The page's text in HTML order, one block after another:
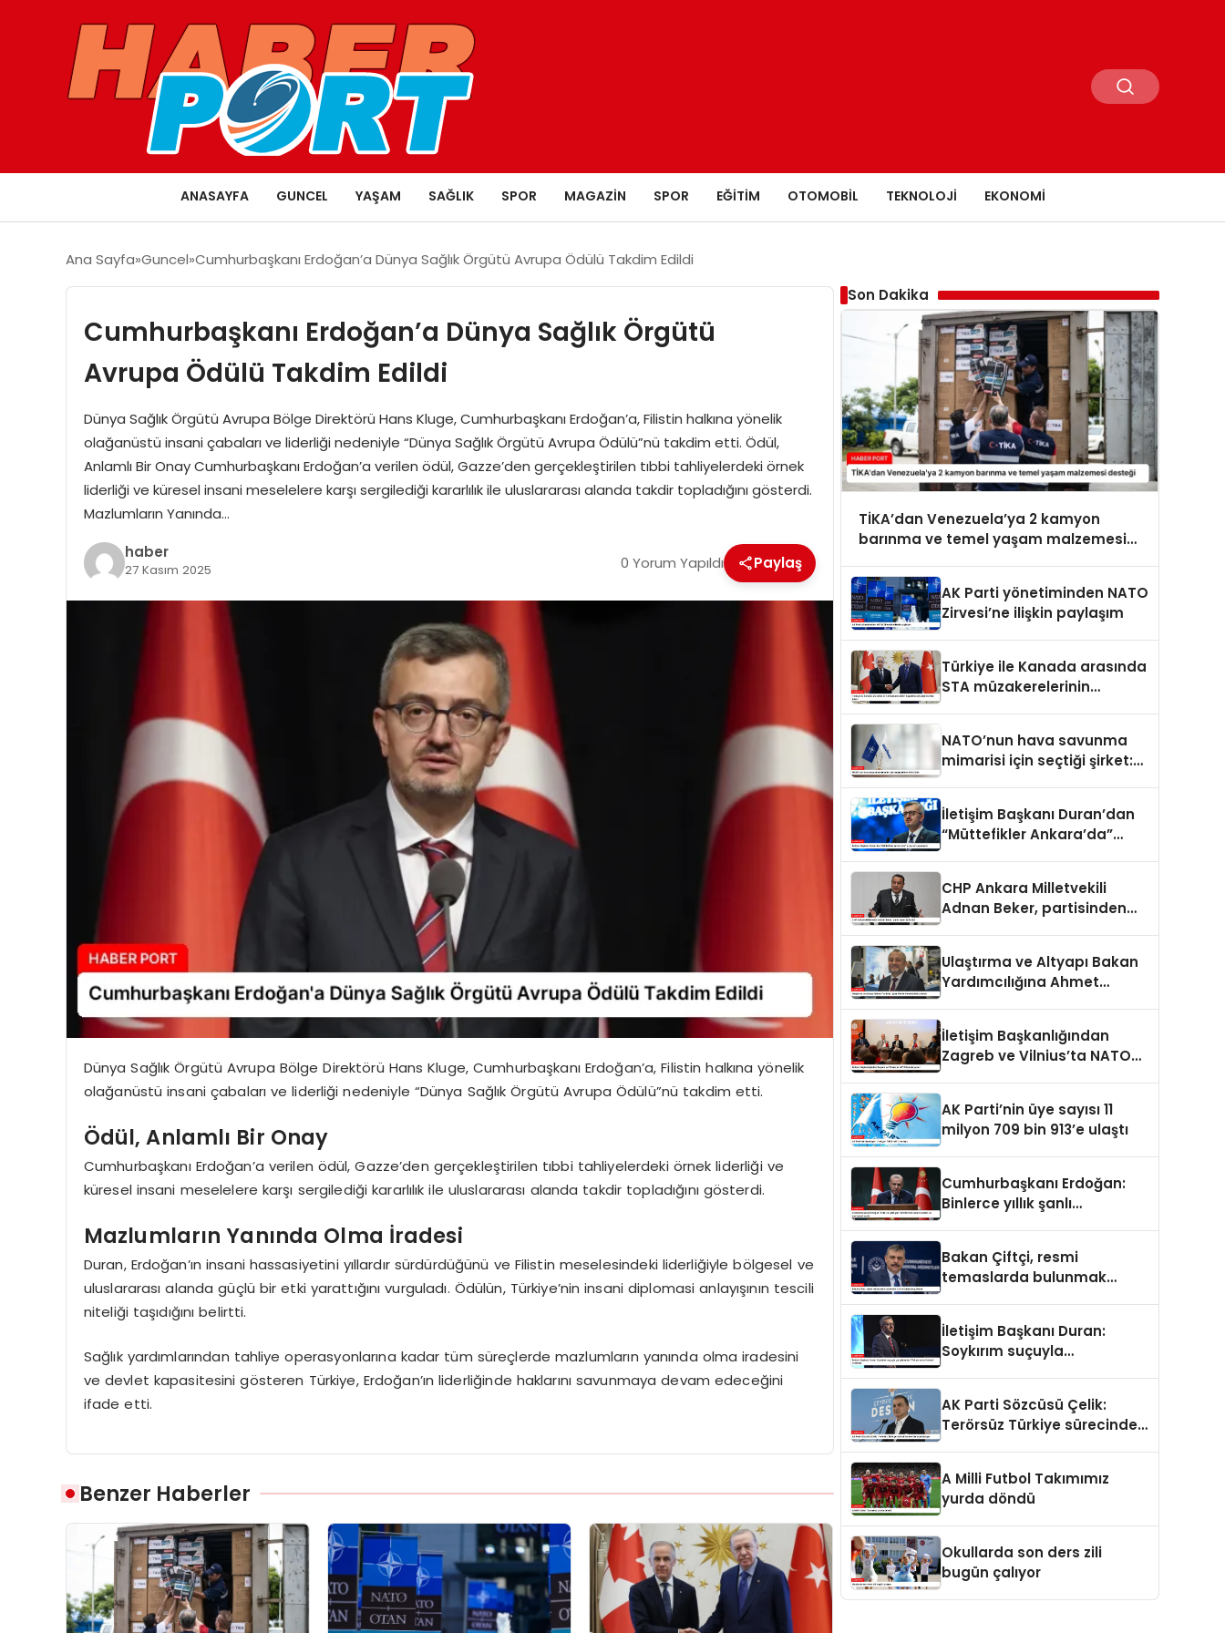
ANASAYFA GUNCEL YAŞAM SAĞLIK SPOR MAGAZIN SPOR EĞITIM OTOMOBIL TEKNOLOJI EKONOMI
Ana Sayfa Guncel Cumhurbaşkanı Erdoğan’a Dünya Sağlık Örgütü Avrupa Ödülü Takdim Edildi
Cumhurbaşkanı Erdoğan’a Dünya Sağlık Örgütü
Avrupa Ödülü Takdim Edildi
Dünya Sağlık Örgütü Avrupa Bölge Direktörü Hans Kluge, Cumhurbaşkanı Erdoğan’a, Filistin halkına yönelik
olağanüstü insani çabaları ve liderliği nedeniyle “Dünya Sağlık Örgütü Avrupa Ödülü”nü takdim etti. Ödül,
Anlamlı Bir Onay Cumhurbaşkanı Erdoğan’a verilen ödül, Gazze’den gerçekleştirilen tıbbi tahliyelerdeki örnek
liderliği ve küresel insani meselelere karşı sergilediği kararlılık ile uluslararası alanda takdir topladığını gösterdi.
Mazlumların Yanında…
haber
27 Kasım 2025 0 Yorum Yapıldı Paylaş
Dünya Sağlık Örgütü Avrupa Bölge Direktörü Hans Kluge, Cumhurbaşkanı Erdoğan’a, Filistin halkına yönelik
olağanüstü insani çabaları ve liderliği nedeniyle “Dünya Sağlık Örgütü Avrupa Ödülü”nü takdim etti.
Ödül, Anlamlı Bir Onay
Cumhurbaşkanı Erdoğan’a verilen ödül, Gazze’den gerçekleştirilen tıbbi tahliyelerdeki örnek liderliği ve
küresel insani meselelere karşı sergilediği kararlılık ile uluslararası alanda takdir topladığını gösterdi.
Mazlumların Yanında Olma İradesi
Duran, Erdoğan’ın insani hassasiyetini yıllardır sürdürdüğünü ve Filistin meselesindeki liderliğiyle bölgesel ve
uluslararası alanda güçlü bir etki yarattığını vurguladı. Ödülün, Türkiye’nin insani diplomasi anlayışının tescili
niteliği taşıdığını belirtti.
Sağlık yardımlarından tahliye operasyonlarına kadar tüm süreçlerde mazlumların yanında olma iradesini
ve devlet kapasitesini gösteren Türkiye, Erdoğan’ın liderliğinde haklarını savunmaya devam edeceğini
ifade etti.
Benzer Haberler
Son Dakika
TİKA’dan Venezuela’ya 2 kamyon
barınma ve temel yaşam malzemesi
AK Parti yönetiminden NATO
Zirvesi’ne ilişkin paylaşım
Türkiye ile Kanada arasında
STA müzakerelerinin
NATO’nun hava savunma
mimarisi için seçtiği şirket:
İletişim Başkanı Duran’dan
“Müttefikler Ankara’da”
CHP Ankara Milletvekili
Adnan Beker, partisinden
Ulaştırma ve Altyapı Bakan
Yardımcılığına Ahmet
İletişim Başkanlığından
Zagreb ve Vilnius’ta NATO
AK Parti’nin üye sayısı 11
milyon 709 bin 913’e ulaştı
Cumhurbaşkanı Erdoğan:
Binlerce yıllık şanlı
Bakan Çiftçi, resmi
temaslarda bulunmak
İletişim Başkanı Duran:
Soykırım suçuyla
AK Parti Sözcüsü Çelik:
Terörsüz Türkiye sürecinde
A Milli Futbol Takımımız
yurda döndü
Okullarda son ders zili
bugün çalıyor